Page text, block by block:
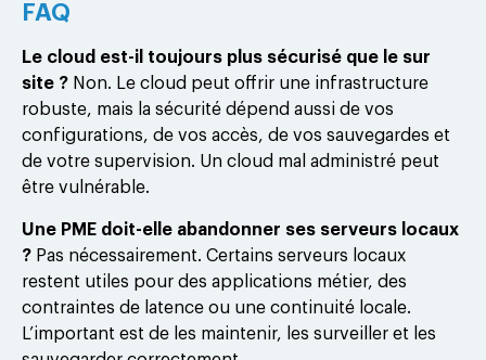
FAQ
Le cloud est-il toujours plus sécurisé que le sur
site ? Non. Le cloud peut offrir une infrastructure
robuste, mais la sécurité dépend aussi de vos
configurations, de vos accès, de vos sauvegardes et
de votre supervision. Un cloud mal administré peut
être vulnérable.
Une PME doit-elle abandonner ses serveurs locaux
? Pas nécessairement. Certains serveurs locaux
restent utiles pour des applications métier, des
contraintes de latence ou une continuité locale.
L’important est de les maintenir, les surveiller et les